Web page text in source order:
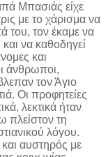
Μπασιάς είχε
με το χάρισμα να
του, τον έκαμε να
και να καθοδηγεί
και
άνθρωποι,
τον Άγιο
Οι προφητείες
λεκτικά ήταν
πλείστον τη
λόγου.
και αυστηρός με